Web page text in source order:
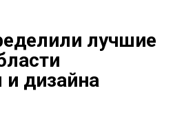
лучшие
и дизайна